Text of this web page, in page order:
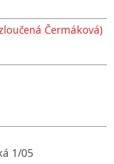
Čermáková)
1/05